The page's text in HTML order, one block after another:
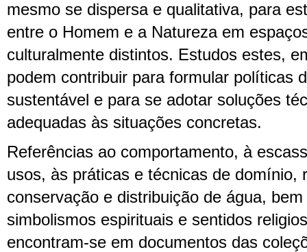
mesmo se dispersa e qualitativa, para
entre o Homem e a Natureza em
culturalmente distintos. Estudos estes,
podem contribuir para formular políticas
sustentável e para se adotar soluções
adequadas às situações concretas.
Referências ao comportamento, à
usos, às práticas e técnicas de domínio,
conservação e distribuição de água,
simbolismos espirituais e sentidos
encontram-se em documentos das